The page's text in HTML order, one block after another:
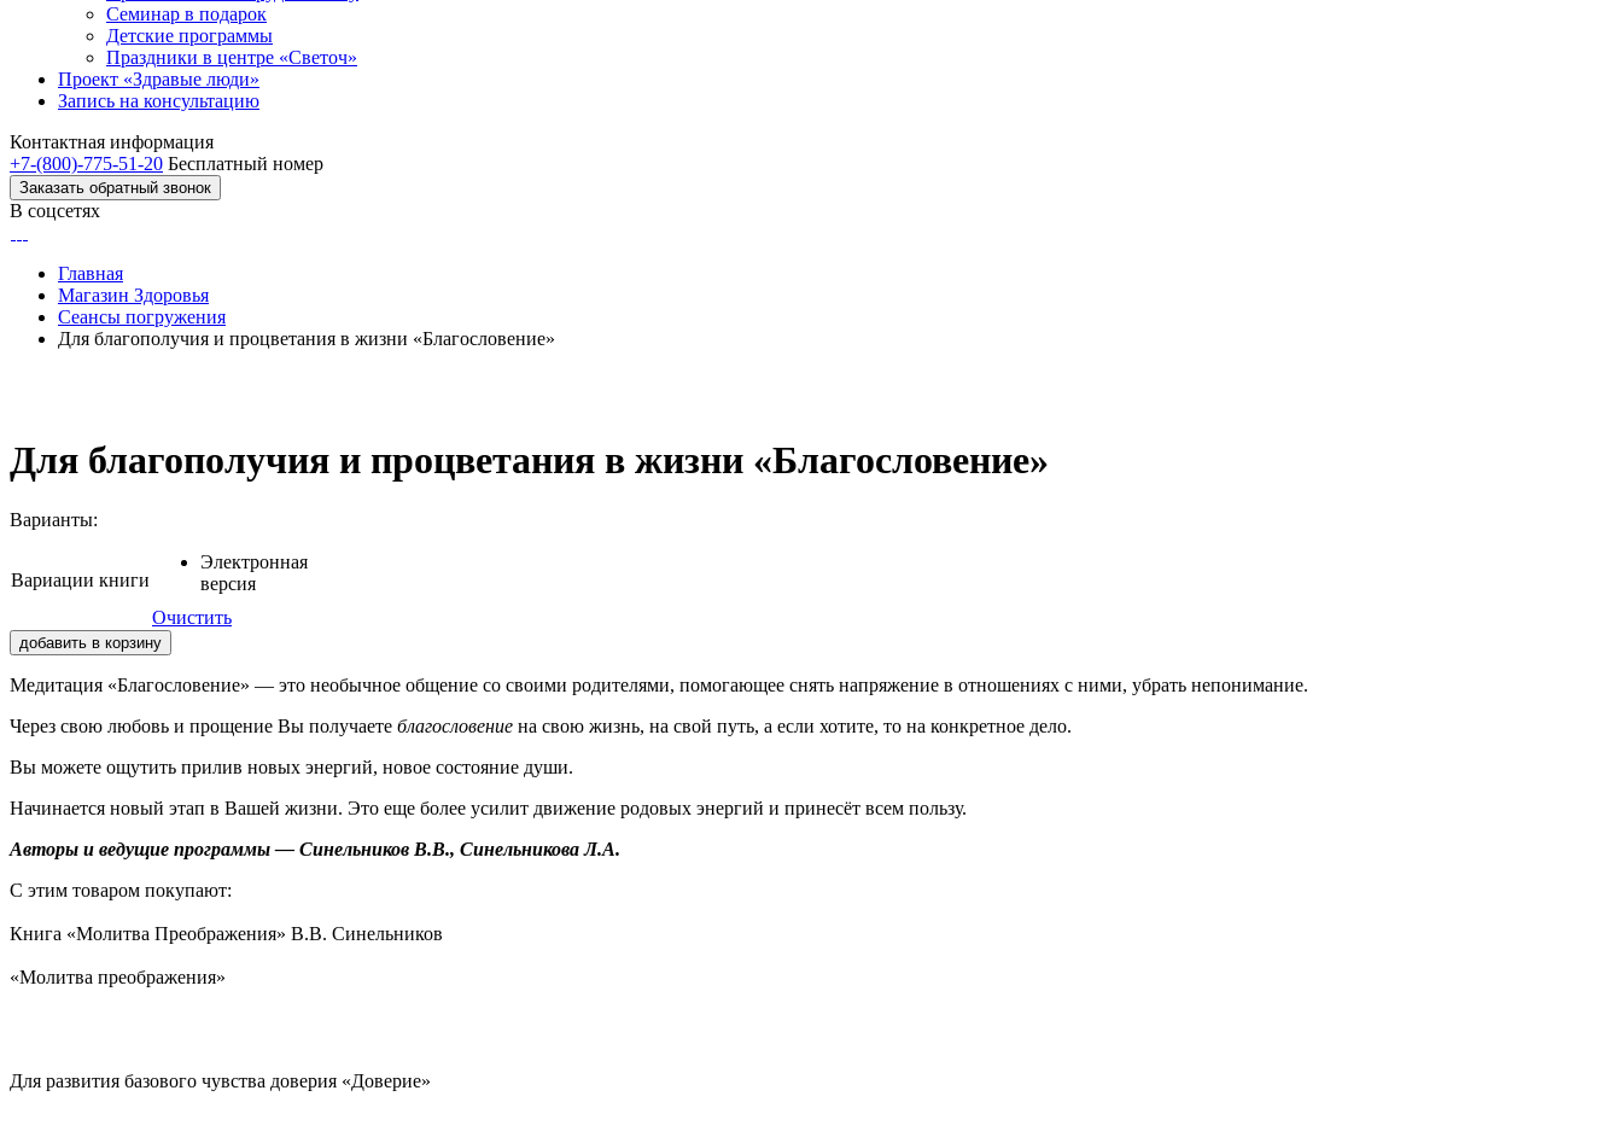
Семинар в подарок
Детские программы
Праздники в центре «Светоч»
Проект «Здравые люди»
Запись на консультацию
Контактная информация
+7-(800)-775-51-20 Бесплатный номер
Заказать обратный звонок
В соцсетях
Главная
Магазин Здоровья
Сеансы погружения
Для благополучия и процветания в жизни «Благословение»
Для благополучия и процветания в жизни «Благословение»
Варианты:
Вариации книги
Электронная
версия
Очистить
добавить в корзину
Медитация «Благословение» — это необычное общение со своими родителями, помогающее снять напряжение в отношениях с ними, убрать непонимание.
Через свою любовь и прощение Вы получаете благословение на свою жизнь, на свой путь, а если хотите, то на конкретное дело.
Вы можете ощутить прилив новых энергий, новое состояние души.
Начинается новый этап в Вашей жизни. Это еще более усилит движение родовых энергий и принесёт всем пользу.
Авторы и ведущие программы — Синельников В.В., Синельникова Л.А.
С этим товаром покупают:
Книга «Молитва Преображения» В.В. Синельников
«Молитва преображения»
Для развития базового чувства доверия «Доверие»